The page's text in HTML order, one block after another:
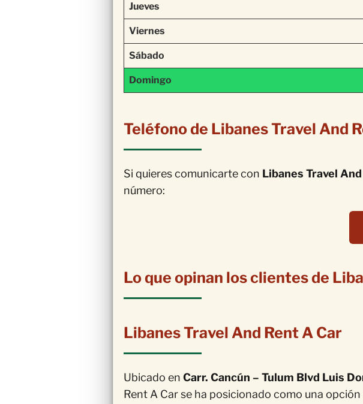
Jueves
Viernes
Sábado
Domingo
Teléfono de Libanes Travel And
Si quieres comunicarte con Libanes Travel
número:
Lo que opinan los clientes de
Libanes Travel And Rent A Car
Ubicado en Carr. Cancún – Tulum Blvd Luis
Rent A Car se ha posicionado como una